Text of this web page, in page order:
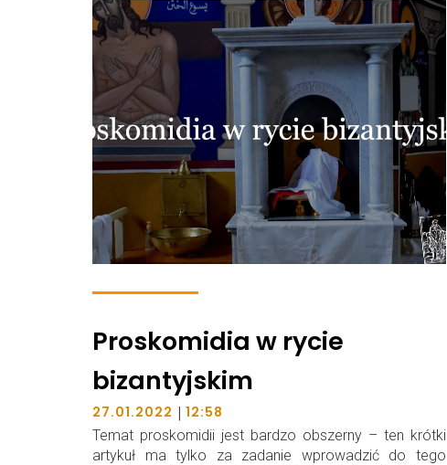
Proskomidia w rycie
bizantyjskim
27.01.2022 | 12:58
Temat proskomidii jest bardzo obszerny – ten krótki
artykuł ma tylko za zadanie wprowadzić do tego